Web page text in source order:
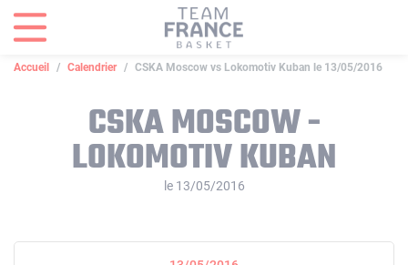
Accueil Calendrier CSKA Moscow vs Lokomotiv Kuban le 13/05/2016
CSKA MOSCOW -
LOKOMOTIV KUBAN
le 13/05/2016
Panneau de gestion des cookies